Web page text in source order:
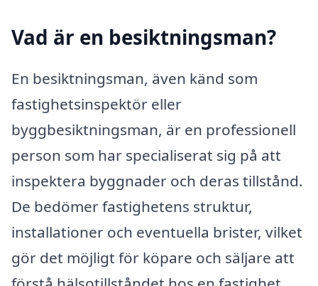
Vad är en besiktningsman?
En besiktningsman, även känd som
fastighetsinspektör eller
byggbesiktningsman, är en professionell
person som har specialiserat sig på att
inspektera byggnader och deras tillstånd.
De bedömer fastighetens struktur,
installationer och eventuella brister, vilket
gör det möjligt för köpare och säljare att